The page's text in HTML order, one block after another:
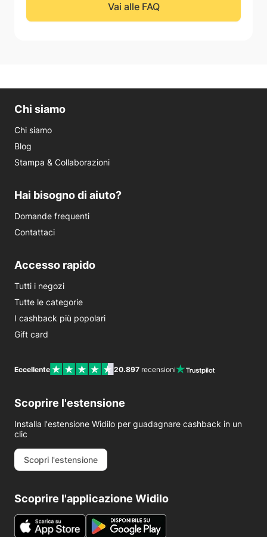
Vai alle FAQ
Chi siamo
Chi siamo
Blog
Stampa & Collaborazioni
Hai bisogno di aiuto?
Domande frequenti
Contattaci
Accesso rapido
Tutti i negozi
Tutte le categorie
I cashback più popolari
Gift card
Eccellente 20.897 recensioni
Scoprire l'estensione
Installa l'estensione Widilo per guadagnare cashback in un
clic
Scopri l'estensione
Scoprire l'applicazione Widilo